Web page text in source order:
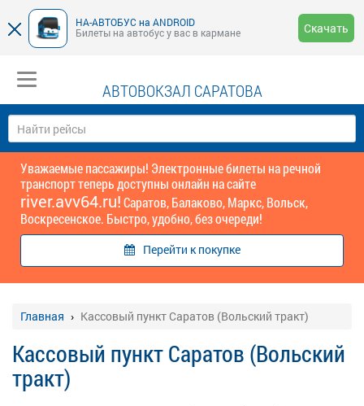
НА-АВТОБУС на ANDROID
Билеты на автобус у вас в кармане
Скачать
АВТОВОКЗАЛ САРАТОВА
Уважаемые пассажиры! Электронные билеты на речной
транспорт теперь доступны онлайн на сайте
river.avv64.ru!Саратов, Балаково, Маркс, Вольск,
Воскресенское. Быстро, удобно, без очереди!
Перейти к покупке
Главная Кассовый пункт Саратов (Вольский тракт)
Кассовый пункт Саратов (Вольский
тракт)